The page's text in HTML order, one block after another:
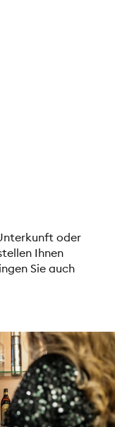
oder
Ihnen
Sie auch